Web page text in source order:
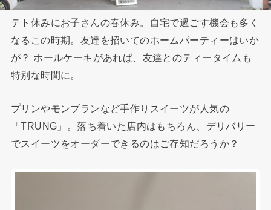
テト休みにお子さんの春休み。自宅で過ごす機会も多く
なるこの時期。友達を招いてのホームパーティーはいか
が？ ホールケーキがあれば、友達とのティータイムも
特別な時間に。
プリンやモンブランなど手作りスイーツが人気の
「TRUNG」。落ち着いた店内はもちろん、デリバリー
でスイーツをオーダーできるのはご存知だろうか？